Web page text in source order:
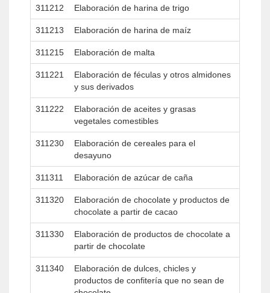
311212 Elaboración de harina de trigo
311213 Elaboración de harina de maíz
311215 Elaboración de malta
311221
Elaboración de féculas y otros almidones
y sus derivados
311222
Elaboración de aceites y grasas
vegetales comestibles
311230
Elaboración de cereales para el
desayuno
311311 Elaboración de azúcar de caña
311320
Elaboración de chocolate y productos de
chocolate a partir de cacao
311330
Elaboración de productos de chocolate a
partir de chocolate
311340
Elaboración de dulces, chicles y
productos de confitería que no sean de